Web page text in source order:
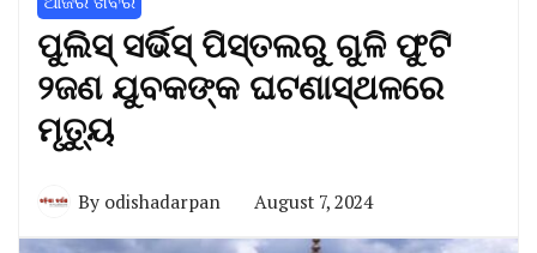
ପୁଲିସ୍‌ ସର୍ଭିସ୍‌‌ ପିସ୍ତଲରୁ ଗୁଳି ଫୁଟି
୨ଜଣ ଯୁବକଙ୍କ ଘଟଣାସ୍ଥଳରେ
ମୃତ୍ୟୁ
By odishadarpan August 7, 2024